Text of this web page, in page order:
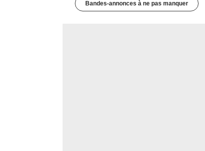
Bandes-annonces à ne pas manquer